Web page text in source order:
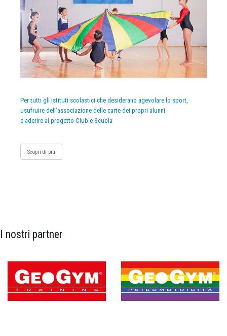
Per tutti gli istituti scolastici che desiderano agevolare lo sport,
usufruire dell’associazione delle carte dei propri alunni
e aderire al progetto Club e Scuola
Scopri di più
I nostri partner